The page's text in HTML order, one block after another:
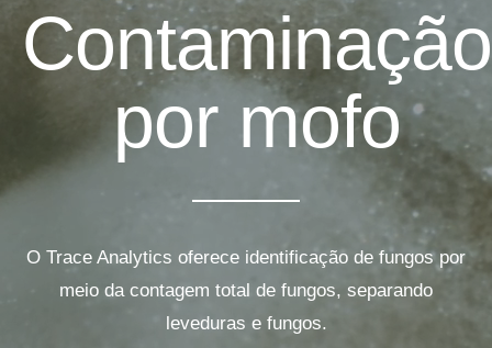
Teste de ar respirável comprimido
Teste de ar comprimido ISO 8573-1 / Fabricação
Contaminação
por mofo
O Trace Analytics oferece identificação de fungos por
meio da contagem total de fungos, separando
leveduras e fungos.